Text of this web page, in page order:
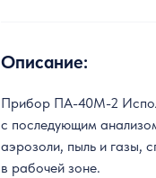
Описание:
Прибор ПА-40М-2
с последующим
аэрозоли, пыль и газы,
в рабочей зоне.